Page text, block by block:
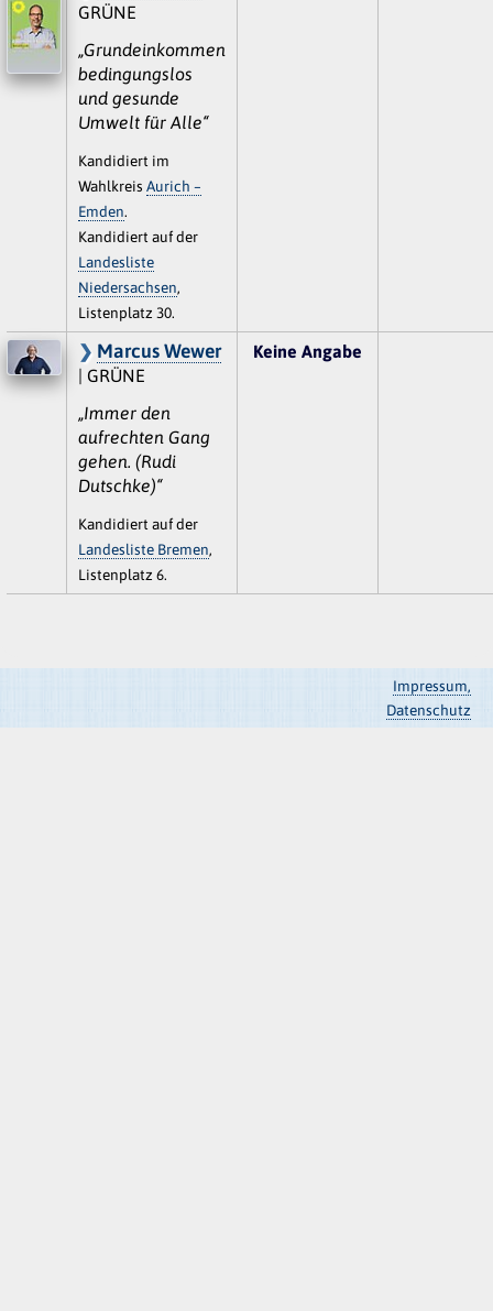
GRÜNE
„Grundeinkommen
bedingungslos
und gesunde
Umwelt für Alle“
Kandidiert im
Wahlkreis Aurich –
Emden.
Kandidiert auf der
Landesliste
Niedersachsen,
Listenplatz 30.
Marcus Wewer
| GRÜNE
„Immer den
aufrechten Gang
gehen. (Rudi
Dutschke)“
Kandidiert auf der
Landesliste Bremen,
Listenplatz 6.
Keine Angabe
Impressum,
Datenschutz